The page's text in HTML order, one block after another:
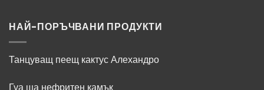
Китайския
магазин
изгодни
иновативни
НАЙ-ПОРЪЧВАНИ ПРОДУКТИ
Танцуващ пеещ кактус Алехандро